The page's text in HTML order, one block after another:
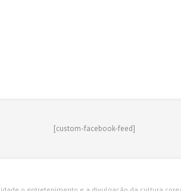
[custom-facebook-feed]